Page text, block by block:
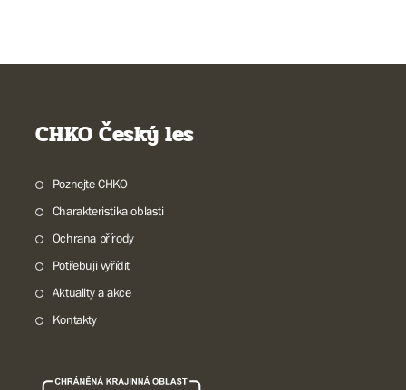
CHKO Český les
Poznejte CHKO
Charakteristika oblasti
Ochrana přírody
Potřebuji vyřídit
Aktuality a akce
Kontakty